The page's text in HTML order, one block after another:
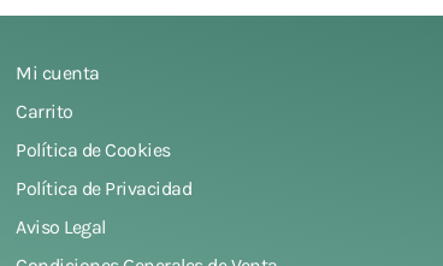
Mi cuenta
Carrito
Política de Cookies
Política de Privacidad
Aviso Legal